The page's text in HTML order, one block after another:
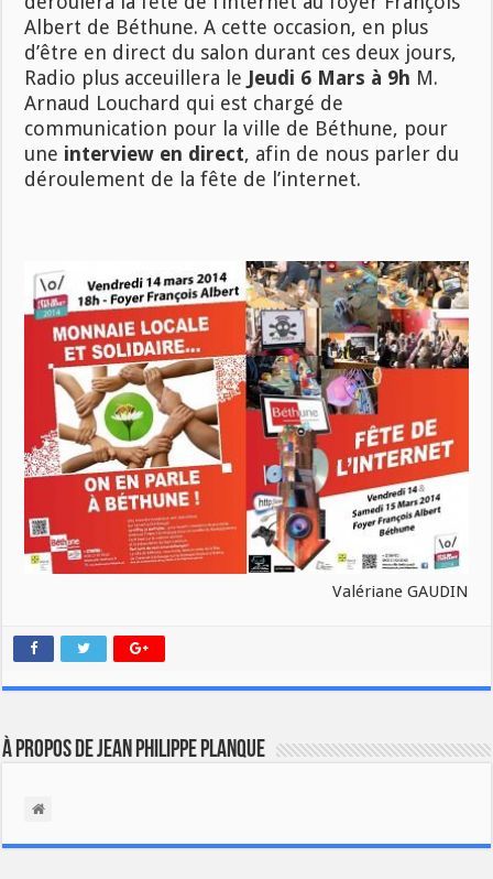
Albert de Béthune. A cette occasion, en plus
d’être en direct du salon durant ces deux jours,
Radio plus acceuillera le Jeudi 6 Mars à 9h M.
Arnaud Louchard qui est chargé de
communication pour la ville de Béthune, pour
une interview en direct, afin de nous parler du
déroulement de la fête de l’internet.
Valériane GAUDIN
À propos de Jean Philippe Planque